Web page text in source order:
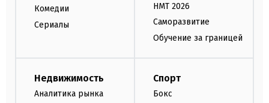
Комедии
Сериалы
НМТ 2026
Саморазвитие
Обучение за границей
Недвижимость
Аналитика рынка
Спорт
Бокс